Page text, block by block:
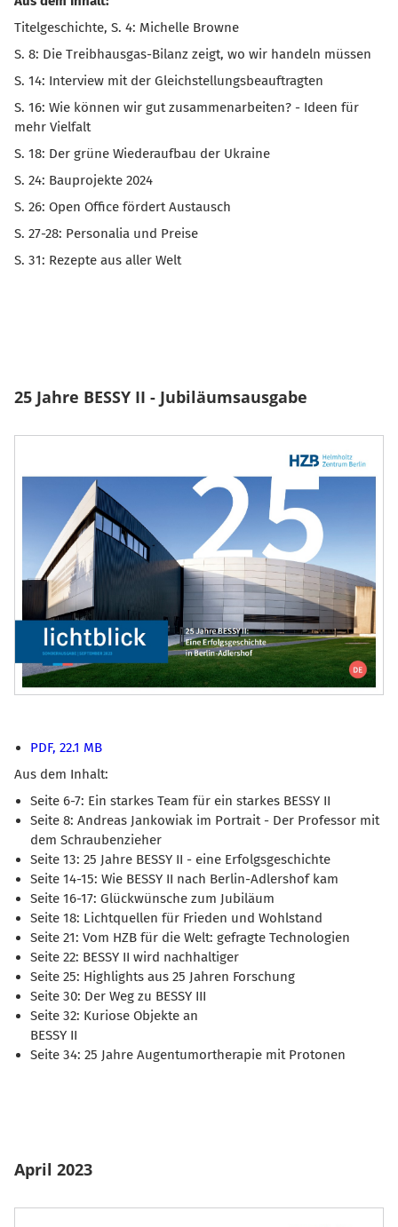
Titelgeschichte, S. 4: Michelle Browne
S. 8: Die Treibhausgas-Bilanz zeigt, wo wir handeln müssen
S. 14: Interview mit der Gleichstellungsbeauftragten
S. 16: Wie können wir gut zusammenarbeiten? - Ideen für
mehr Vielfalt
S. 18: Der grüne Wiederaufbau der Ukraine
S. 24: Bauprojekte 2024
S. 26: Open Office fördert Austausch
S. 27-28: Personalia und Preise
S. 31: Rezepte aus aller Welt
25 Jahre BESSY II - Jubiläumsausgabe
PDF, 22.1 MB
Aus dem Inhalt:
Seite 6-7: Ein starkes Team für ein starkes BESSY II
Seite 8: Andreas Jankowiak im Portrait - Der Professor mit
dem Schraubenzieher
Seite 13: 25 Jahre BESSY II - eine Erfolgsgeschichte
Seite 14-15: Wie BESSY II nach Berlin-Adlershof kam
Seite 16-17: Glückwünsche zum Jubiläum
Seite 18: Lichtquellen für Frieden und Wohlstand
Seite 21: Vom HZB für die Welt: gefragte Technologien
Seite 22: BESSY II wird nachhaltiger
Seite 25: Highlights aus 25 Jahren Forschung
Seite 30: Der Weg zu BESSY III
Seite 32: Kuriose Objekte an
BESSY II
Seite 34: 25 Jahre Augentumortherapie mit Protonen
April 2023